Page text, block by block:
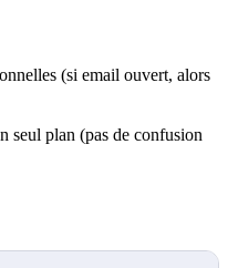
(si email ouvert, alors
seul plan (pas de confusion